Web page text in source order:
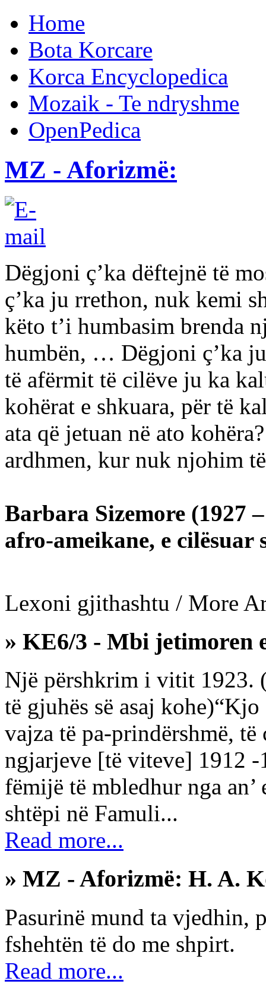
Home
Bota Korcare
Korca Encyclopedica
Mozaik - Te ndryshme
OpenPedica
MZ - Aforizmë:
Dëgjoni ç’ka dëftejnë të
ç’ka ju rrethon, nuk kemi
këto t’i humbasim brenda
humbën, … Dëgjoni ç’ka
të afërmit të cilëve ju ka
kohërat e shkuara, për të
ata që jetuan në ato
ardhmen, kur nuk njohim
Barbara Sizemore (1927
afro-ameikane, e
Lexoni gjithashtu / More
» KE6/3 - Mbi jetimoren
Një përshkrim i vitit 1923.
të gjuhës së asaj
vajza të pa-prindërshmë,
ngjarjeve [të viteve] 1912
fëmijë të mbledhur nga an’
shtëpi në Famuli...
Read more...
» MZ - Aforizmë: H. A.
Pasurinë mund ta vjedhin,
fshehtën të do me shpirt.
Read more...